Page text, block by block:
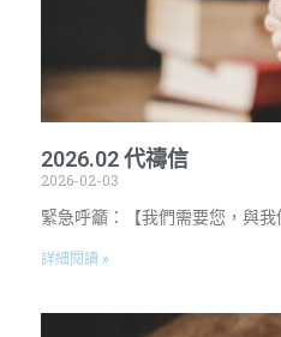
2026.02 代禱信
2026-02-03
緊急呼籲：【我們需要您，與
詳細閱讀 »